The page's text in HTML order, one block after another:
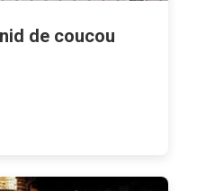
de coucou